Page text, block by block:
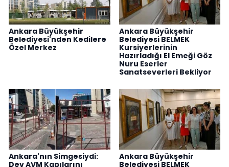
Ankara Büyükşehir
Belediyesi'nden Kedilere
Özel Merkez
Ankara Büyükşehir
Belediyesi BELMEK
Kursiyerlerinin
Hazırladığı El Emeği Göz
Nuru Eserler
Sanatseverleri Bekliyor
Ankara'nın Simgesiydi:
Dev AVM Kapılarını
Ankara Büyükşehir
Belediyesi BELMEK